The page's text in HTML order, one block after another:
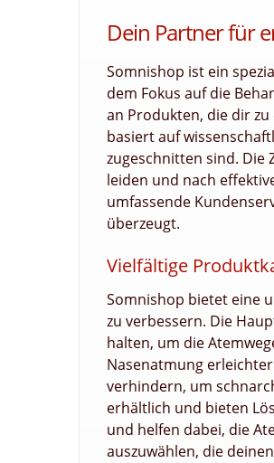
Dein Partner für
Somnishop ist ein
dem Fokus auf die
an Produkten, die dir
basiert auf
zugeschnitten sind. Die
leiden und nach
umfassende
überzeugt.
Vielfältige
Somnishop bietet eine
zu verbessern. Die
halten, um die
Nasenatmung
verhindern, um
erhältlich und bieten
und helfen dabei, die
auszuwählen, die